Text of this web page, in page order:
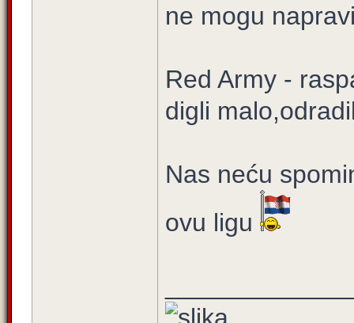
ne mogu
Red Army -
digli
Nas neću
ovu ligu